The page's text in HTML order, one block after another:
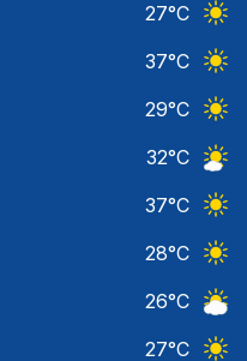
27°C
37°C
29°C
32°C
37°C
28°C
26°C
27°C